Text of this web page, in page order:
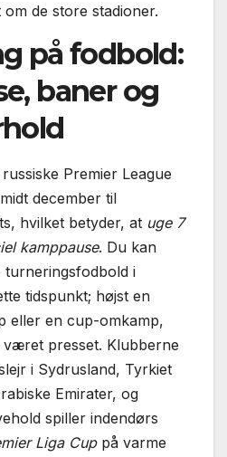
de store stadioner.
på fodbold:
baner og
Premier League
december til
hvilket betyder, at uge 7
kamppause. Du kan
i
tidspunkt; højst en
eller en cup-omkamp,
presset. Klubberne
i Sydrusland, Tyrkiet
Emirater, og
spiller indendørs
Liga Cuppå varme